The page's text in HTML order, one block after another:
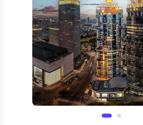
Китай, Шанхай. Hilton Garden Inn
4*
от10 145 ₽
Добавить в вишлист